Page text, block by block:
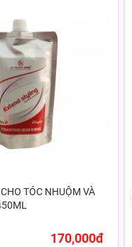
TÓC NHUỘM VÀ
170,000đ